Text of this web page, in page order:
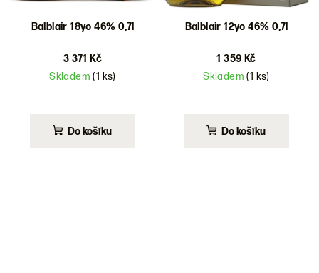
Balblair 18yo 46% 0,7l
3 371 Kč
Skladem(1 ks)
Do košíku
Balblair 12yo 46% 0,7l
1 359 Kč
Skladem(1 ks)
Do košíku